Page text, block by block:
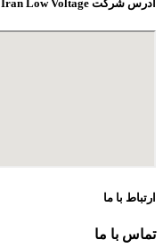
آدرس شرکت Iran Low Voltage
ارتباط با ما
تماس با ما